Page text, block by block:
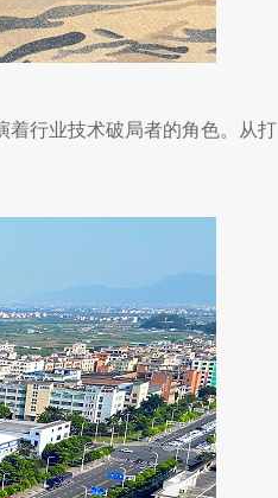
着行业技术破局者的角色。从打